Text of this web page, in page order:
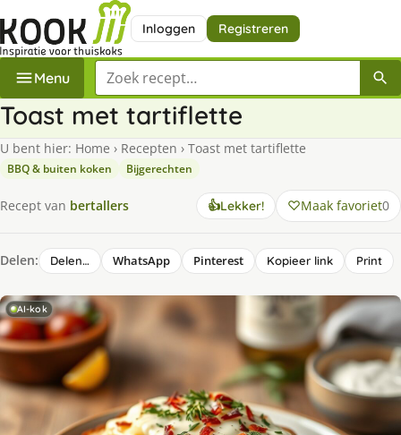
Inloggen Registreren
Menu Zoek een recept
Toast met tartiflette
U bent hier: Home › Recepten › Toast met tartiflette
BBQ & buiten koken Bijgerechten
Recept van bertallers 👍Lekker! Maak favoriet0
Delen: Delen… WhatsApp Pinterest Kopieer link Print
AI-kok